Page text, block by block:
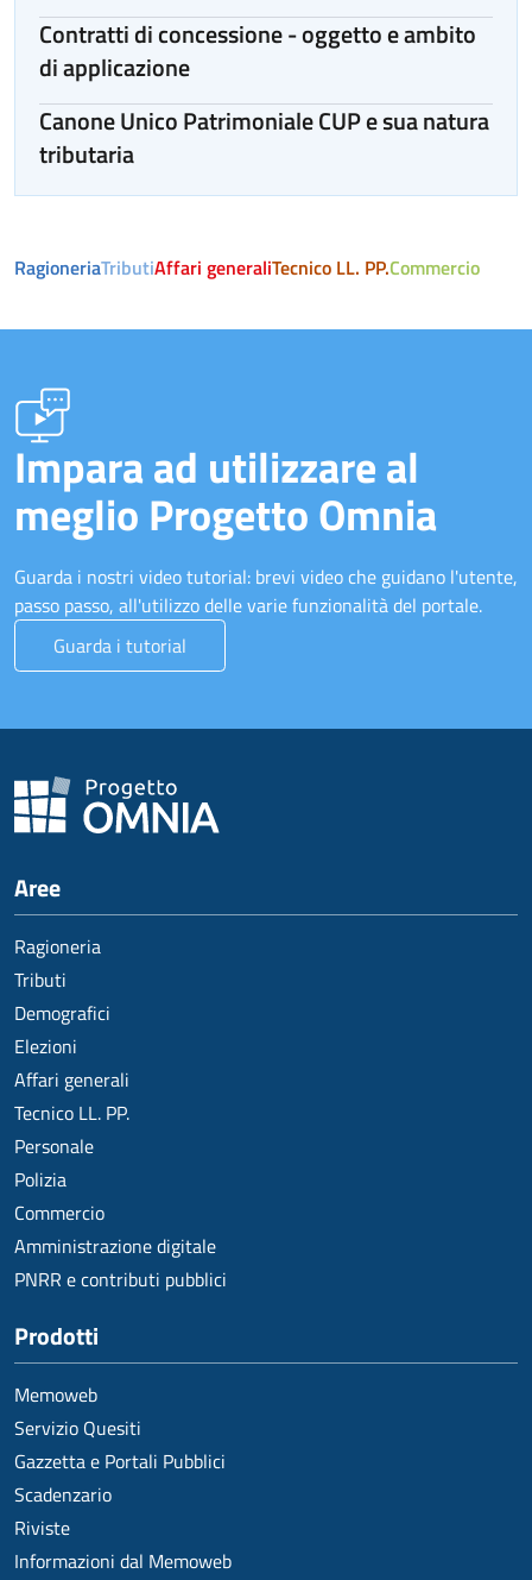
Contratti di concessione - oggetto e ambito
di applicazione
Canone Unico Patrimoniale CUP e sua natura
tributaria
RagioneriaTributiAffari generaliTecnico LL. PP.Commercio
Impara ad utilizzare al
meglio Progetto Omnia
Guarda i nostri video tutorial: brevi video che guidano l'utente,
passo passo, all'utilizzo delle varie funzionalità del portale.
Guarda i tutorial
Aree
Ragioneria
Tributi
Demografici
Elezioni
Affari generali
Tecnico LL. PP.
Personale
Polizia
Commercio
Amministrazione digitale
PNRR e contributi pubblici
Prodotti
Memoweb
Servizio Quesiti
Gazzetta e Portali Pubblici
Scadenzario
Riviste
Informazioni dal Memoweb